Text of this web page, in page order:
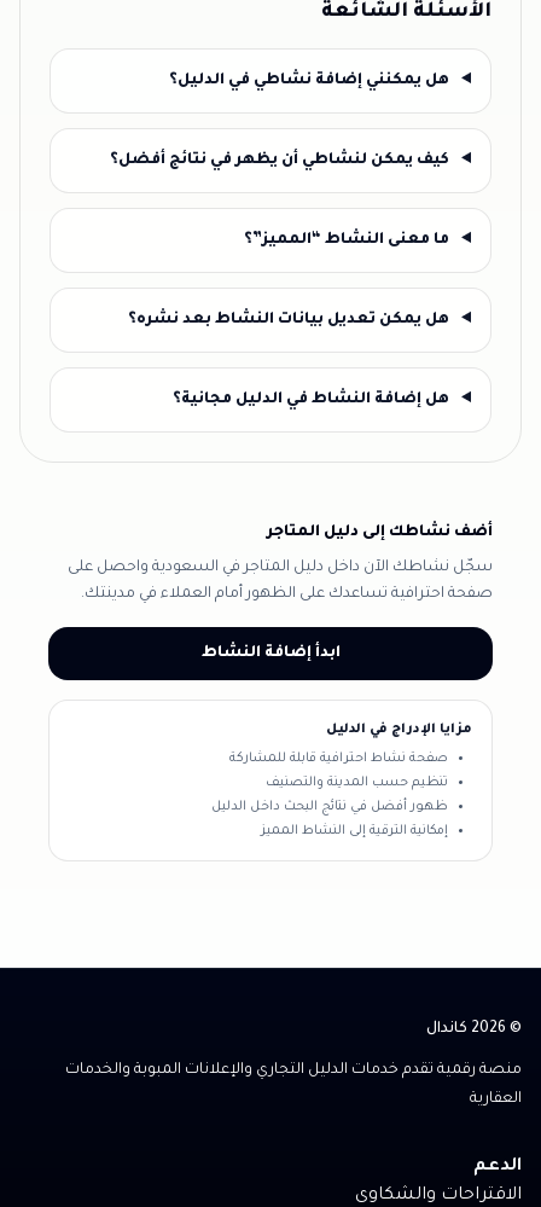
الأسئلة الشائعة
هل يمكنني إضافة نشاطي في الدليل؟
كيف يمكن لنشاطي أن يظهر في نتائج أفضل؟
ما معنى النشاط “المميز”؟
هل يمكن تعديل بيانات النشاط بعد نشره؟
هل إضافة النشاط في الدليل مجانية؟
أضف نشاطك إلى دليل المتاجر
سجّل نشاطك الآن داخل دليل المتاجر في السعودية واحصل على
صفحة احترافية تساعدك على الظهور أمام العملاء في مدينتك.
ابدأ إضافة النشاط
مزايا الإدراج في الدليل
صفحة نشاط احترافية قابلة للمشاركة
تنظيم حسب المدينة والتصنيف
ظهور أفضل في نتائج البحث داخل الدليل
إمكانية الترقية إلى النشاط المميز
© 2026 كاندال
منصة رقمية تقدم خدمات الدليل التجاري والإعلانات المبوبة والخدمات
العقارية
الدعم
الاقتراحات والشكاوى